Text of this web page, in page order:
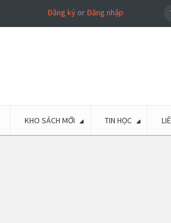
Đăng kýorĐăng nhập
KHO SÁCH MỚI TIN HỌC